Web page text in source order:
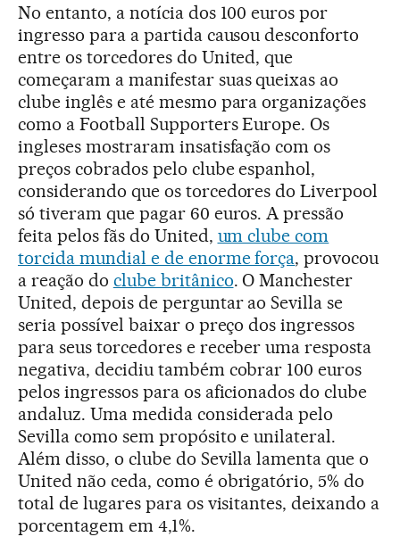
No entanto, a notícia dos 100 euros por
ingresso para a partida causou desconforto
entre os torcedores do United, que
começaram a manifestar suas queixas ao
clube inglês e até mesmo para organizações
como a Football Supporters Europe. Os
ingleses mostraram insatisfação com os
preços cobrados pelo clube espanhol,
considerando que os torcedores do Liverpool
só tiveram que pagar 60 euros. A pressão
feita pelos fãs do United, um clube com
torcida mundial e de enorme força, provocou
a reação do clube britânico. O Manchester
United, depois de perguntar ao Sevilla se
seria possível baixar o preço dos ingressos
para seus torcedores e receber uma resposta
negativa, decidiu também cobrar 100 euros
pelos ingressos para os aficionados do clube
andaluz. Uma medida considerada pelo
Sevilla como sem propósito e unilateral.
Além disso, o clube do Sevilla lamenta que o
United não ceda, como é obrigatório, 5% do
total de lugares para os visitantes, deixando a
porcentagem em 4,1%.